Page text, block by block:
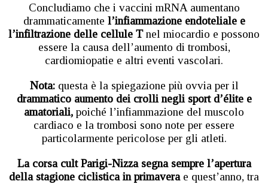
Concludiamo che i vaccini mRNA aumentano
drammaticamente l’infiammazione endoteliale e
l’infiltrazione delle cellule Tnel miocardio e possono
essere la causa dell’aumento di trombosi,
cardiomiopatie e altri eventi vascolari.
Nota:questa è la spiegazione più ovvia per il
drammatico aumento dei crolli negli sport d’élite e
amatoriali, poiché l’infiammazione del muscolo
cardiaco e la trombosi sono note per essere
particolarmente pericolose per gli atleti.
La corsa cult Parigi-Nizza segna sempre l’apertura
della stagione ciclistica in primavera e quest’anno, tra